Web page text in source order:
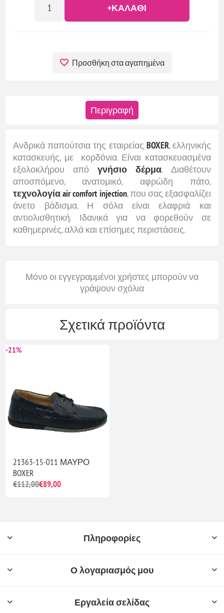
+ΚΑΛΆΘΙ
Προσθήκη στα αγαπημένα
Περιγραφή
Ανδρικά παπούτσια της εταιρείας BOXER, ελληνικής
κατασκευής, με κορδόνια. Είναι κατασκευασμένα
εξολοκλήρου από γνήσιο δέρμα. Διαθέτουν
αποσπόμενο, ανατομικό, αφρώδη πάτο,
τεχνολογία air comfort injection, που σας εξασφαλίζει
άνετο βάδισμα. Η σόλα είναι ελαφριά και
αντιολισθητική. Ιδανικά για να φορεθούν σε
καθημερινές, αλλά και επίσημες περιστάσεις.
Μόνο οι εγγεγραμμένοι χρήστες μπορούν να
γράψουν σχόλια
Σχετικά προϊόντα
-21%
21363-15-011 ΜΑΥΡΟ
BOXER
€112,00€89,00
Πληροφορίες
Ο λογαριασμός μου
Εργαλεία σελίδας